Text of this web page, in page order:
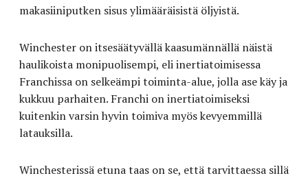
makasiiniputken sisus ylimääräisistä öljyistä.
Winchester on itsesäätyvällä kaasumännällä näistä
haulikoista monipuolisempi, eli inertiatoimisessa
Franchissa on selkeämpi toiminta-alue, jolla ase käy ja
kukkuu parhaiten. Franchi on inertiatoimiseksi
kuitenkin varsin hyvin toimiva myös kevyemmillä
latauksilla.
Winchesterissä etuna taas on se, että tarvittaessa sillä